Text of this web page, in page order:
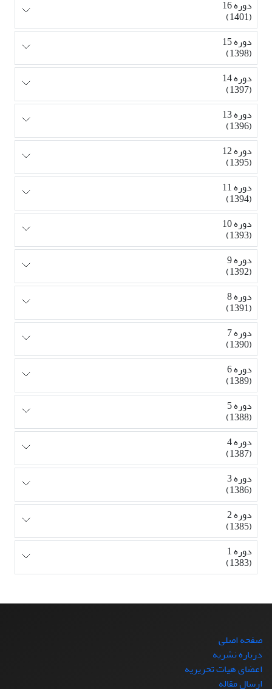
دوره 16
(1401)
دوره 15
(1398)
دوره 14
(1397)
دوره 13
(1396)
دوره 12
(1395)
دوره 11
(1394)
دوره 10
(1393)
دوره 9
(1392)
دوره 8
(1391)
دوره 7
(1390)
دوره 6
(1389)
دوره 5
(1388)
دوره 4
(1387)
دوره 3
(1386)
دوره 2
(1385)
دوره 1
(1383)
صفحه اصلی
درباره نشریه
اعضای هیات تحریریه
ارسال مقاله